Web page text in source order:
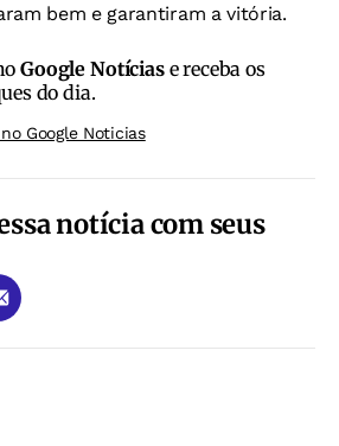
bem e garantiram a vitória.
Google Notíciase receba os
do dia.
no Google Noticias
notícia com seus